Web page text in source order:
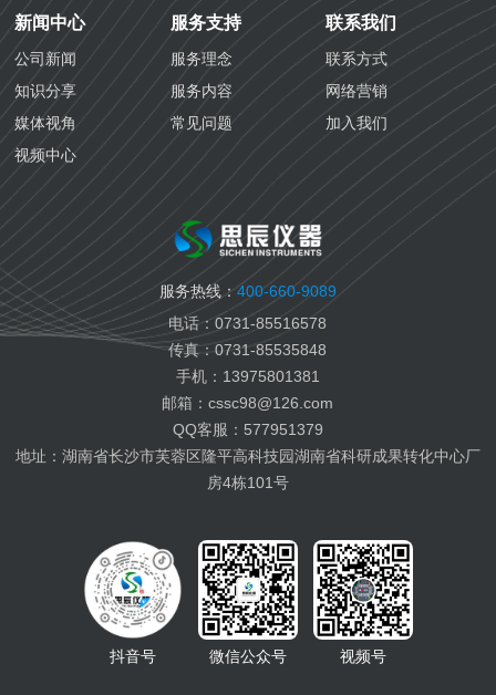
防冻液检测
防锈油检测
齿轮油检测
导热油检测
生物医药检测
国六汽油检测
国六柴油检测
变齿轮油检测
变压器油检测
纤膏缆膏检测
船用燃料油检测
化学工业
航空铁路
海关质检
生态环境
新闻中心
公司新闻
知识分享
媒体视角
视频中心
服务支持
服务理念
服务内容
常见问题
联系我们
联系方式
网络营销
加入我们
服务热线： 400-660-9089
电话：0731-85516578
传真：0731-85535848
手机：13975801381
邮箱：cssc98@126.com
QQ客服：577951379
地址：湖南省长沙市芙蓉区隆平高科技园湖南省科研成果转化中心厂
房4栋101号
抖音号 微信公众号 视频号